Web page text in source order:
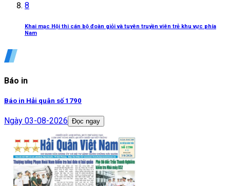
8
Khai mạc Hội thi cán bộ đoàn giỏi và tuyên truyền viên trẻ khu vực phía
Nam
Báo in
Báo in Hải quân số 1790
Ngày 03-08-2026 Đọc ngay